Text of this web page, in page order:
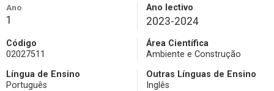
Ano
1
Ano lectivo
2023-2024
Código
02027511
Área Científica
Ambiente e Construção
Língua de Ensino
Português
Outras Línguas de Ensino
Inglês